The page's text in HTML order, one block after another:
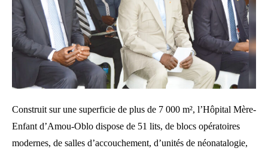
Construit sur une superficie de plus de 7 000 m², l’Hôpital Mère-
Enfant d’Amou-Oblo dispose de 51 lits, de blocs opératoires
modernes, de salles d’accouchement, d’unités de néonatalogie,